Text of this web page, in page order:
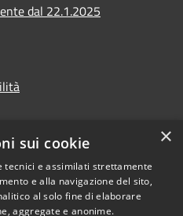
dal 22.1.2025
×
sui cookie
tecnici e assimilati strettamente
e alla navigazione del sito,
al solo fine di elaborare
aggregate e anonime.